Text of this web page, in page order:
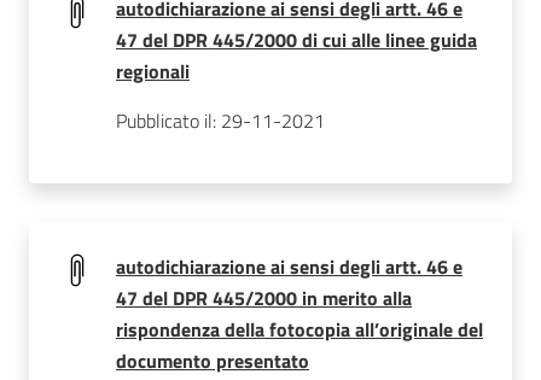
autodichiarazione ai sensi degli artt. 46 e
47 del DPR 445/2000 di cui alle linee guida
regionali
Pubblicato il: 29-11-2021
autodichiarazione ai sensi degli artt. 46 e
47 del DPR 445/2000 in merito alla
rispondenza della fotocopia all’originale del
documento presentato